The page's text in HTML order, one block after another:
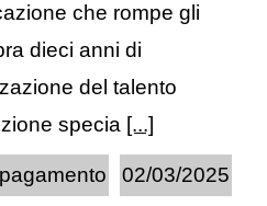
che rompe gli
dieci anni di
del talento
specia [...]
02/03/2025